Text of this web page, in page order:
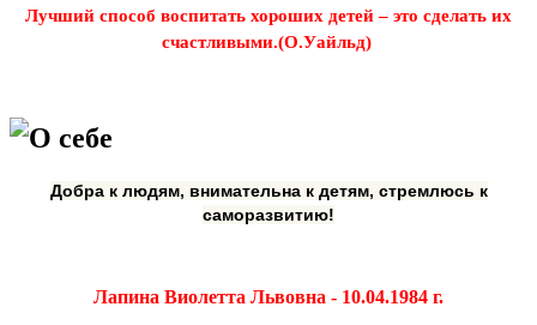
Лучший способ воспитать хороших детей – это сделать их
счастливыми.(О.Уайльд)
О себе
Добра к людям, внимательна к детям, стремлюсь к
саморазвитию!
Лапина Виолетта Львовна - 10.04.1984 г.